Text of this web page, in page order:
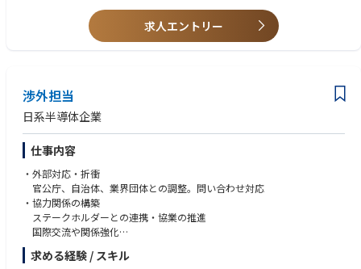
└ 政策・制度動向を踏まえた社内提言
└ セミナー・イベント・政策対話等への参加
└ 日本における量子産業エコシステム形成への貢献
3. 対外発信・戦略支援
└ 政策・業界動向を踏まえた対外コミュニケーション支援
└ 官公庁向け説明資料や事業概要資料の作成
└ 対外ステークホルダーとの調整・折衝
【フィットする方】
・官の文脈（制度・政治）と民の文脈（ビジネス・スピード）の双方を深
く理解し、柔軟に発想・行動できる方
求人エントリー
渉外担当
日系半導体企業
仕事内容
・外部対応・折衝
官公庁、自治体、業界団体との調整。問い合わせ対応
・協力関係の構築
ステークホルダーとの連携・協業の推進
国際交流や関係強化
・情報発信
社外向けイベントや説明会等の企画、運営
求める経験 / スキル